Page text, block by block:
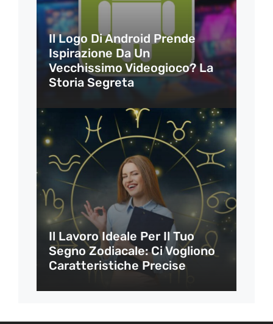
Il Logo Di Android Prende
Ispirazione Da Un
Vecchissimo Videogioco? La
Storia Segreta
Il Lavoro Ideale Per Il Tuo
Segno Zodiacale: Ci Vogliono
Caratteristiche Precise